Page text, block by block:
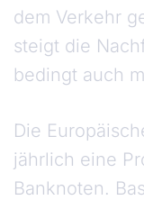
dem Verkehr
steigt die
bedingt auch
Die
jährlich eine
Banknoten.